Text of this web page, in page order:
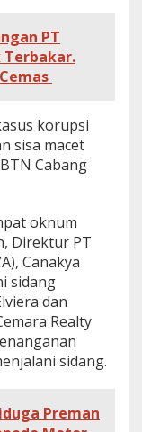
PT
Terbakar.
korupsi
sisa macet
Cabang
oknum
Direktur PT
Canakya
sidang
dan
Realty
sidang.
Preman